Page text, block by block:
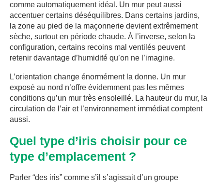
comme automatiquement idéal. Un mur peut aussi
accentuer certains déséquilibres. Dans certains jardins,
la zone au pied de la maçonnerie devient extrêmement
sèche, surtout en période chaude. À l’inverse, selon la
configuration, certains recoins mal ventilés peuvent
retenir davantage d’humidité qu’on ne l’imagine.
L’orientation change énormément la donne. Un mur
exposé au nord n’offre évidemment pas les mêmes
conditions qu’un mur très ensoleillé. La hauteur du mur, la
circulation de l’air et l’environnement immédiat comptent
aussi.
Quel type d’iris choisir pour ce
type d’emplacement ?
Parler “des iris” comme s’il s’agissait d’un groupe